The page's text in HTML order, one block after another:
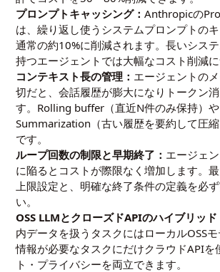
プロンプトキャッシング：Anthropicの
は、繰り返し使うシステムプロンプトの
通常の約10%に削減されます。長いシス
持つエージェントでは大幅なコスト削減に
コンテキスト長の管理： エージェントの
切だと、会話履歴が膨大になりトークン
す。Rolling buffer（直近N件のみ保持）や
Summarization（古い履歴を要約して圧
です。
ループ回数の制限と早期終了： エージェ
に陥るとコストが際限なく増加します。
上限設定と、明確な終了条件の定義を必
い。
OSS LLMとクローズドAPIのハイブリッド
内データを扱うタスクにはローカルOSS
情報が必要なタスクにだけクラウドAPIを
ト・プライバシーを両立できます。